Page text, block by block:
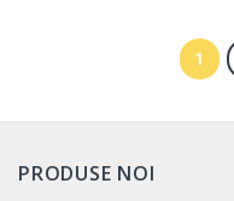
1
PRODUSE NOI